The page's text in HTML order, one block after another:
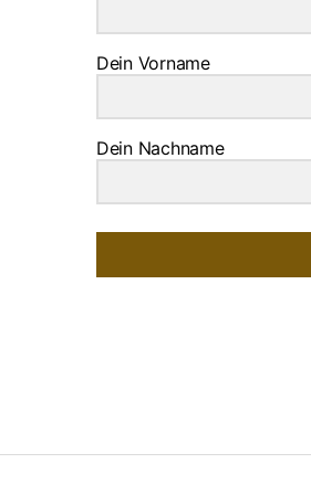
Dein Vorname
Dein Nachname